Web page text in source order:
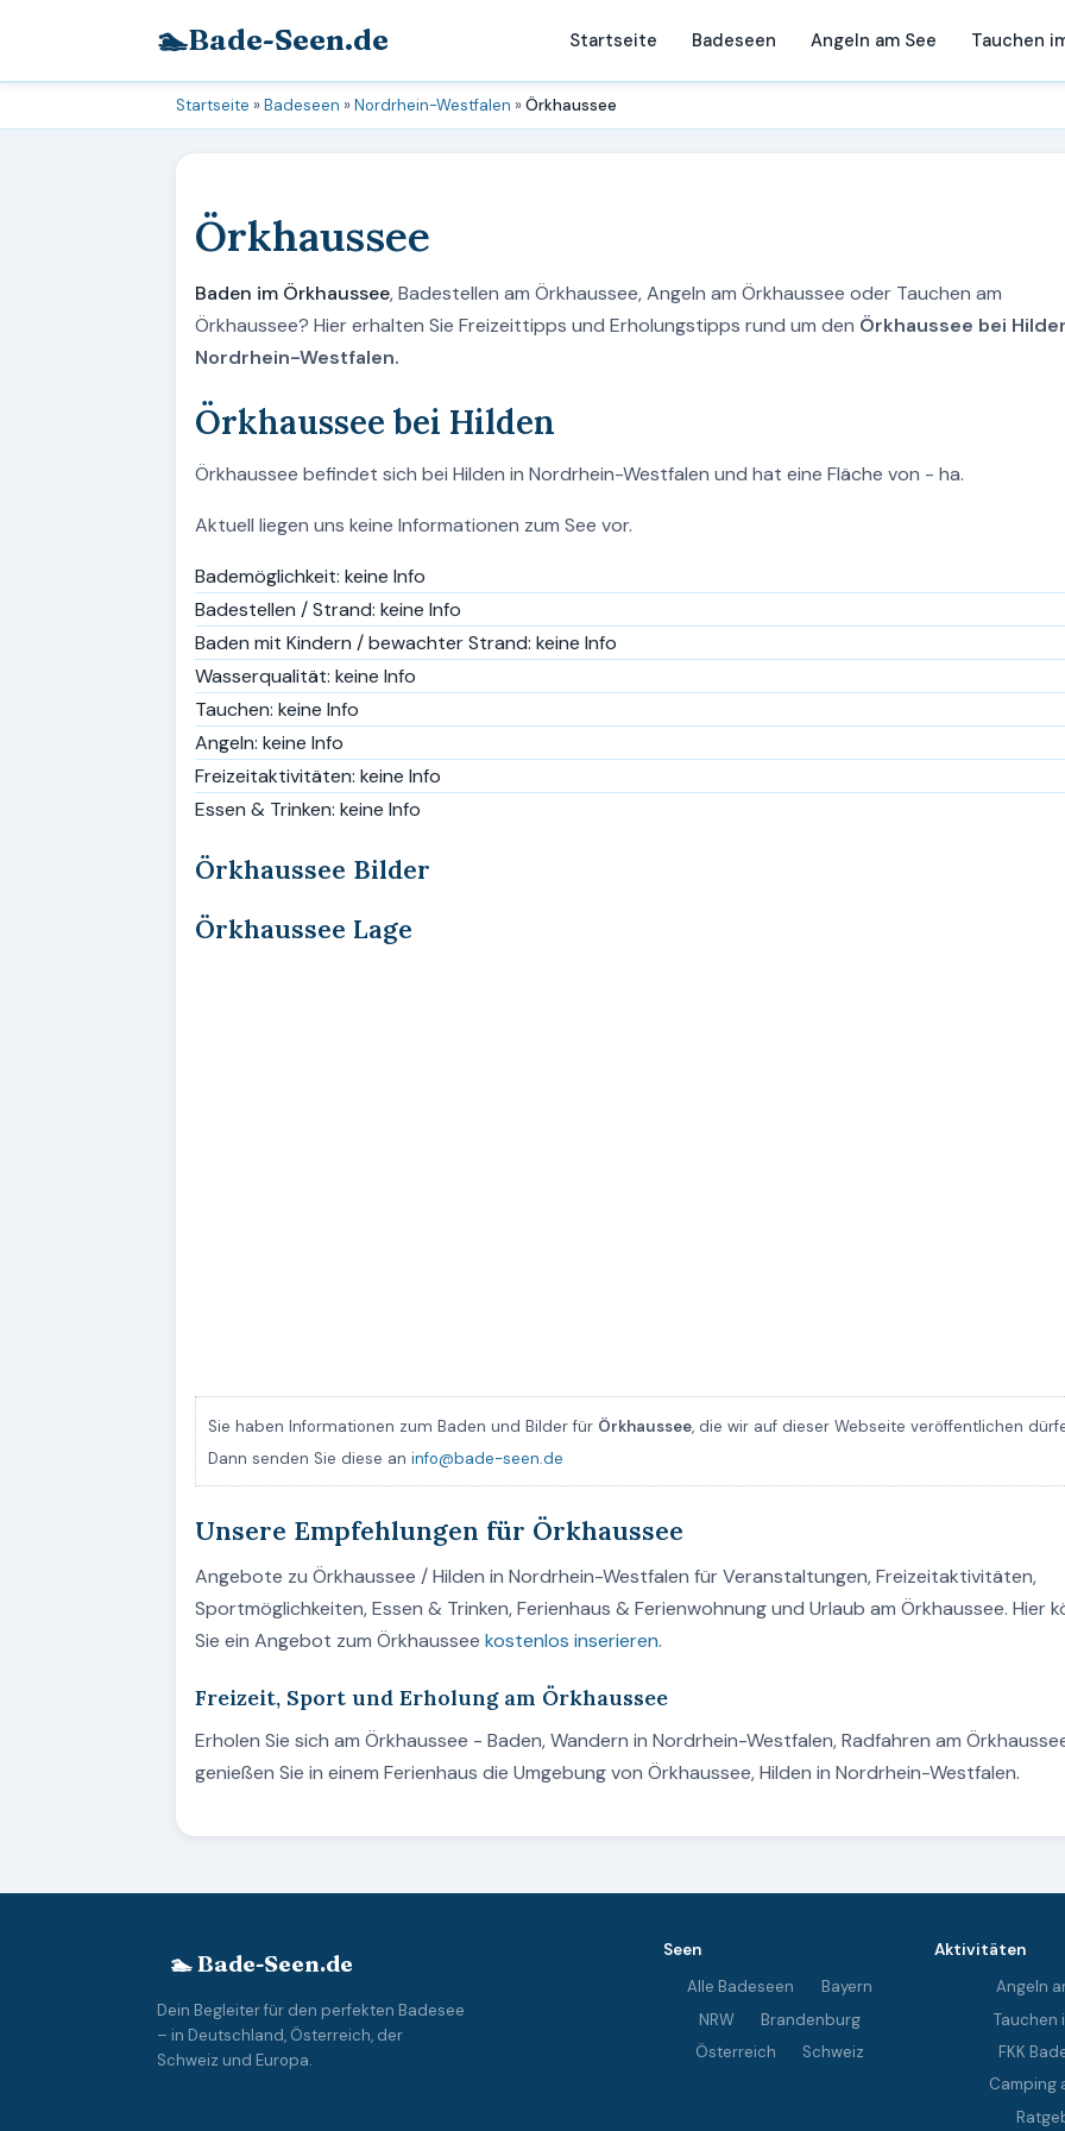
🏊Bade-Seen.de Startseite Badeseen Angeln am See Tauchen
Startseite »Badeseen »Nordrhein-Westfalen »Örkhaussee
Örkhaussee
Baden im Örkhaussee, Badestellen am Örkhaussee, Angeln am Örkhaussee oder Tauchen am
Örkhaussee? Hier erhalten Sie Freizeittipps und Erholungstipps rund um den Örkhaussee bei
Nordrhein-Westfalen.
Örkhaussee bei Hilden
Örkhaussee befindet sich bei Hilden in Nordrhein-Westfalen und hat eine Fläche von - ha.
Aktuell liegen uns keine Informationen zum See vor.
Bademöglichkeit: keine Info
Badestellen / Strand: keine Info
Baden mit Kindern / bewachter Strand: keine Info
Wasserqualität: keine Info
Tauchen: keine Info
Angeln: keine Info
Freizeitaktivitäten: keine Info
Essen & Trinken: keine Info
Örkhaussee Bilder
Örkhaussee Lage
Sie haben Informationen zum Baden und Bilder für Örkhaussee, die wir auf dieser Webseite veröffentlichen
Dann senden Sie diese an info@bade-seen.de
Unsere Empfehlungen für Örkhaussee
Angebote zu Örkhaussee / Hilden in Nordrhein-Westfalen für Veranstaltungen, Freizeitaktivitäten,
Sportmöglichkeiten, Essen & Trinken, Ferienhaus & Ferienwohnung und Urlaub am Örkhaussee. Hier
Sie ein Angebot zum Örkhaussee kostenlos inserieren.
Freizeit, Sport und Erholung am Örkhaussee
Erholen Sie sich am Örkhaussee - Baden, Wandern in Nordrhein-Westfalen, Radfahren am
genießen Sie in einem Ferienhaus die Umgebung von Örkhaussee, Hilden in Nordrhein-Westfalen.
🏊 Bade-Seen.de
Dein Begleiter für den perfekten Badesee
– in Deutschland, Österreich, der
Schweiz und Europa.
Seen
Alle Badeseen
Bayern
NRW
Brandenburg
Österreich
Schweiz
Aktivitäten
Angeln
Tauchen
FKK
Camping